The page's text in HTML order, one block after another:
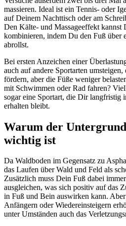
massieren. Ideal ist ein Tennis- oder
auf Deinem Nachttisch oder am
Den Kälte- und Massageeffekt kannst
kombinieren, indem Du den Fuß über
abrollst.
Bei ersten Anzeichen einer
auch auf andere Sportarten
fördern, aber die Füße weniger
mit Schwimmen oder Rad fahren?
sogar eine Sportart, die Dir langfristig
erhalten bleibt.
Warum der Untergrund
wichtig ist
Da Waldboden im Gegensatz zu
das Laufen über Wald und Feld als
Zusätzlich muss Dein Fuß dabei
ausgleichen, was sich positiv auf das
in Fuß und Bein auswirken kann.
Anfängern oder Wiedereinsteigern
unter Umständen auch das